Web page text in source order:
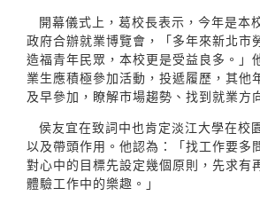
開幕儀式上，葛校長表示，今年是本
政府合辦就業博覽會，「多年來新北市
造福青年民眾，本校更是受益良多。」
業生應積極參加活動，投遞履歷，其他
及早參加，瞭解市場趨勢、找到就業方
侯友宜在致詞中也肯定淡江大學在校
以及帶頭作用。他認為：「找工作要多
對心中的目標先設定幾個原則，先求有
體驗工作中的樂趣。」